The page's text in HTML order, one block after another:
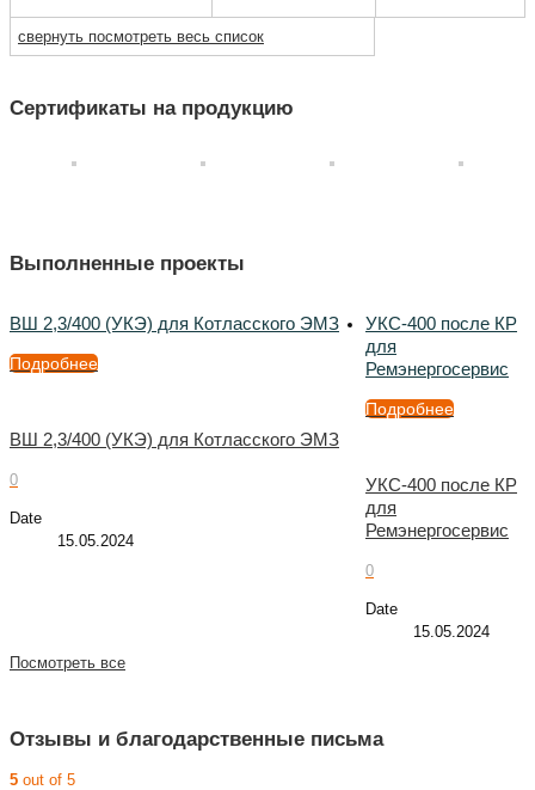
свернуть посмотреть весь список
Сертификаты на продукцию
Выполненные проекты
ВШ 2,3/400 (УКЭ) для Котласского ЭМЗ
Подробнее
ВШ 2,3/400 (УКЭ) для Котласского ЭМЗ
0
Date
15.05.2024
УКС-400 после КР
для
Ремэнергосервис
Подробнее
УКС-400 после КР
для
Ремэнергосервис
0
Date
15.05.2024
Посмотреть все
Отзывы и благодарственные письма
5 out of 5